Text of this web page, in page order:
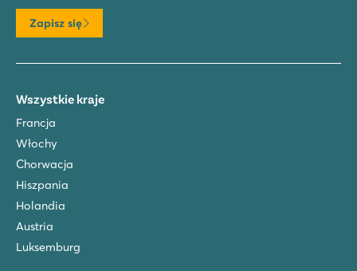
Zapisz się
Wszystkie kraje
Francja
Włochy
Chorwacja
Hiszpania
Holandia
Austria
Luksemburg